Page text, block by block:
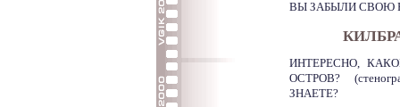
ВЫ ЗАБЫЛИ СВОЮ
ИНТЕРЕСНО,
ОСТРОВ?
ЗНАЕТЕ?